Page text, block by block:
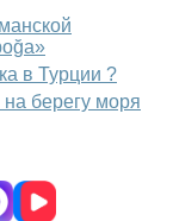
в Турции ?
берегу моря